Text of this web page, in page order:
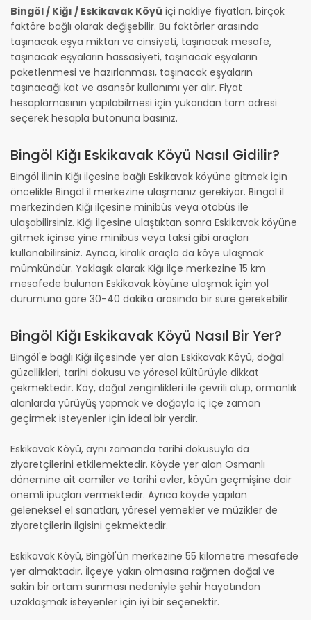
Bingöl / Kiğı / Eskikavak Köyü içi nakliye fiyatları, birçok
faktöre bağlı olarak değişebilir. Bu faktörler arasında
taşınacak eşya miktarı ve cinsiyeti, taşınacak mesafe,
taşınacak eşyaların hassasiyeti, taşınacak eşyaların
paketlenmesi ve hazırlanması, taşınacak eşyaların
taşınacağı kat ve asansör kullanımı yer alır. Fiyat
hesaplamasının yapılabilmesi için yukarıdan tam adresi
seçerek hesapla butonuna basınız.
Bingöl Kiğı Eskikavak Köyü Nasıl Gidilir?
Bingöl ilinin Kiğı ilçesine bağlı Eskikavak köyüne gitmek için
öncelikle Bingöl il merkezine ulaşmanız gerekiyor. Bingöl il
merkezinden Kiğı ilçesine minibüs veya otobüs ile
ulaşabilirsiniz. Kiğı ilçesine ulaştıktan sonra Eskikavak köyüne
gitmek içinse yine minibüs veya taksi gibi araçları
kullanabilirsiniz. Ayrıca, kiralık araçla da köye ulaşmak
mümkündür. Yaklaşık olarak Kiğı ilçe merkezine 15 km
mesafede bulunan Eskikavak köyüne ulaşmak için yol
durumuna göre 30-40 dakika arasında bir süre gerekebilir.
Bingöl Kiğı Eskikavak Köyü Nasıl Bir Yer?
Bingöl'e bağlı Kiğı ilçesinde yer alan Eskikavak Köyü, doğal
güzellikleri, tarihi dokusu ve yöresel kültürüyle dikkat
çekmektedir. Köy, doğal zenginlikleri ile çevrili olup, ormanlık
alanlarda yürüyüş yapmak ve doğayla iç içe zaman
geçirmek isteyenler için ideal bir yerdir.
Eskikavak Köyü, aynı zamanda tarihi dokusuyla da
ziyaretçilerini etkilemektedir. Köyde yer alan Osmanlı
dönemine ait camiler ve tarihi evler, köyün geçmişine dair
önemli ipuçları vermektedir. Ayrıca köyde yapılan
geleneksel el sanatları, yöresel yemekler ve müzikler de
ziyaretçilerin ilgisini çekmektedir.
Eskikavak Köyü, Bingöl'ün merkezine 55 kilometre mesafede
yer almaktadır. İlçeye yakın olmasına rağmen doğal ve
sakin bir ortam sunması nedeniyle şehir hayatından
uzaklaşmak isteyenler için iyi bir seçenektir.